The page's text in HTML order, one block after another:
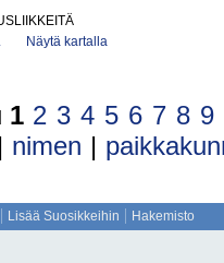
Näytä kartalla
1 2 3 4 5 6 7 8 9
| nimen |
Lisää Suosikkeihin Hakemisto